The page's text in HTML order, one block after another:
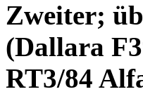
Zweiter;
(Dallara
RT3/84